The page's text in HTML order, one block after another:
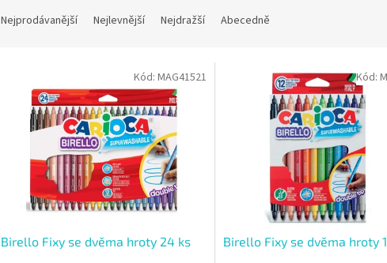
Nejprodávanější Nejlevnější Nejdražší Abecedně
Birello Fixy se dvěma hroty 24 ks
Kód: MAG41521
Birello Fixy se dvěma hroty
Kód: